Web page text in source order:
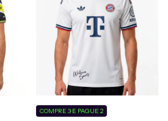
COMPRE 3 E PAGUE 2